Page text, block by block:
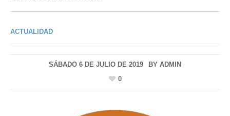
ACTUALIDAD
SÁBADO 6 DE JULIO DE 2019 BY ADMIN
0